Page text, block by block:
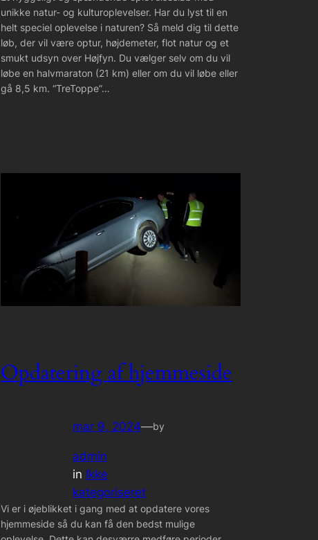
unikke natur- og kulturoplevelser. Har du lyst til en
helt speciel oplevelse i naturen? Så meld dig til dette
løb, der vil være optur, højdemeter, flot natur og et
smukt udsyn over Højfyn. Du vælger selv om du vil
løbe en halvmaraton (21 km) eller om du vil løbe eller
gå 8,5 km. “TreToppe”…
Opdatering af hjemmeside
mar 9, 2024—by
admin
in Ikke
kategoriseret
Vi er i øjeblikket i gang med at opdatere vores
hjemmeside så du kan få den bedst mulige